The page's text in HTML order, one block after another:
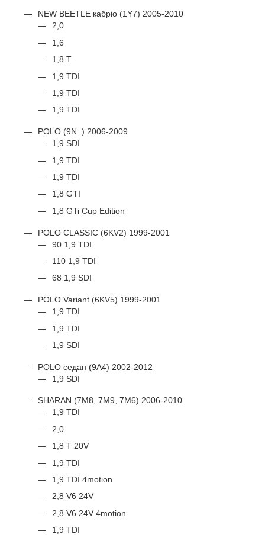
NEW BEETLE кабріо (1Y7) 2005-2010
2,0
1,6
1,8 T
1,9 TDI
1,9 TDI
1,9 TDI
POLO (9N_) 2006-2009
1,9 SDI
1,9 TDI
1,9 TDI
1,8 GTI
1,8 GTi Cup Edition
POLO CLASSIC (6KV2) 1999-2001
90 1,9 TDI
110 1,9 TDI
68 1,9 SDI
POLO Variant (6KV5) 1999-2001
1,9 TDI
1,9 TDI
1,9 SDI
POLO седан (9A4) 2002-2012
1,9 SDI
SHARAN (7M8, 7M9, 7M6) 2006-2010
1,9 TDI
2,0
1,8 T 20V
1,9 TDI
1,9 TDI 4motion
2,8 V6 24V
2,8 V6 24V 4motion
1,9 TDI